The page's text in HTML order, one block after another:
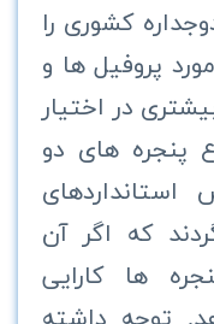
کشوری را
پروفیل ها و
در اختیار
پنجره های دو
که اگر آن
ها کارایی